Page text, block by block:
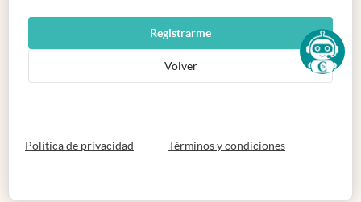
Registrarme
Volver
Política de privacidad abre en nueva pestaña
Términos y condicionesabre en nueva